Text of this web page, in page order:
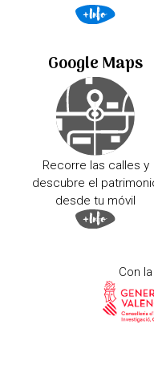
Google Maps
Recorre las calles y
descubre el
desde tu móvil
Con